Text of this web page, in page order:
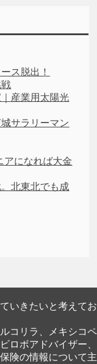
ス脱出！
産業用太陽光
サラリーマン
アになれば大金
北東北でも成
いきたいと考えてお
コリラ、メキシコペ
ロボアドバイザー、
険の情報について主